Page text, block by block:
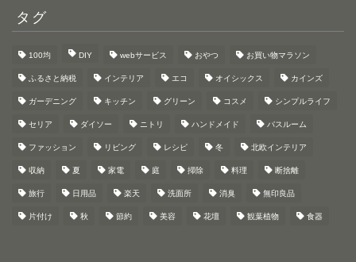
ブ
タグ
100均 DIY webサービス おやつ お買い物マラソン
ふるさと納税 インテリア エコ オイシックス カインズ
ガーデニング キッチン グリーン コスメ シンプルライフ
セリア ダイソー ニトリ ハンドメイド バスルーム
ファッション リビング レシピ 冬 北欧インテリア
収納 夏 家電 庭 掃除 料理 断捨離
旅行 日用品 楽天 洗面所 消臭 無印良品
片付け 秋 節約 美容 花壇 観葉植物 食器